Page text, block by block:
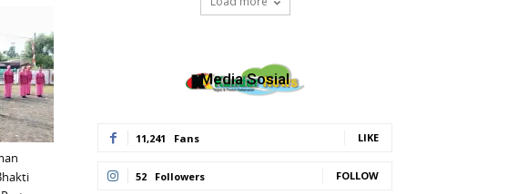
Media Sosial
11,241 Fans LIKE
52 Followers FOLLOW